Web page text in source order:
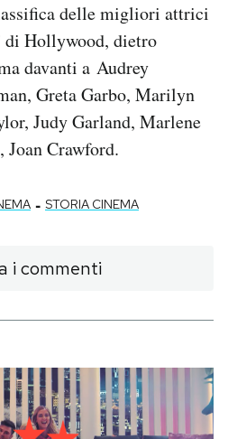
delle migliori attrici
di Hollywood, dietro
davanti a Audrey
Greta Garbo, Marilyn
Judy Garland, Marlene
Crawford.
- STORIA CINEMA
i commenti